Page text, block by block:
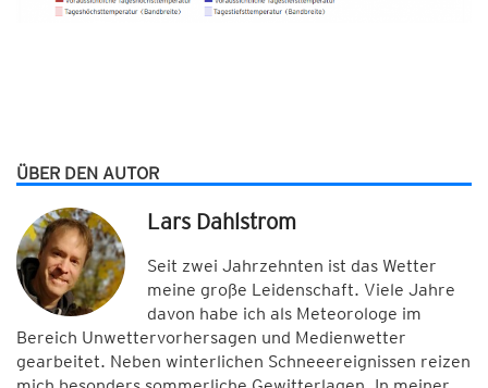
ÜBER DEN AUTOR
Lars Dahlstrom
Seit zwei Jahrzehnten ist das Wetter
meine große Leidenschaft. Viele Jahre
davon habe ich als Meteorologe im
Bereich Unwettervorhersagen und Medienwetter
gearbeitet. Neben winterlichen Schneeereignissen reizen